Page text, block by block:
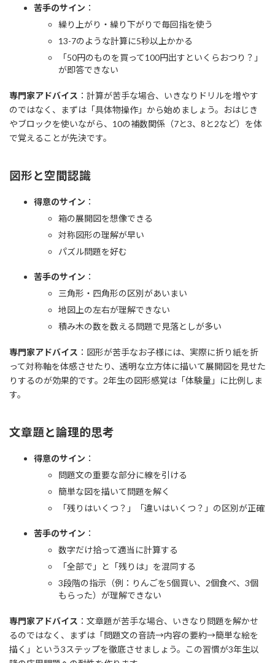
苦手のサイン ：
繰り上がり・繰り下がりで毎回指を使う
13-7のような計算に5秒以上かかる
「50円のものを買って100円出すといくらおつり？」
が即答できない
専門家アドバイス ：計算が苦手な場合、いきなりドリルを増やす
のではなく、まずは「具体物操作」から始めましょう。おはじき
やブロックを使いながら、10の補数関係（7と3、8と2など）を体
で覚えることが先決です。
図形と空間認識
得意のサイン ：
箱の展開図を想像できる
対称図形の理解が早い
パズル問題を好む
苦手のサイン ：
三角形・四角形の区別があいまい
地図上の左右が理解できない
積み木の数を数える問題で見落としが多い
専門家アドバイス ：図形が苦手なお子様には、実際に折り紙を折
って対称軸を体感させたり、透明な立方体に描いて展開図を見せた
りするのが効果的です。2年生の図形感覚は「体験量」に比例しま
す。
文章題と論理的思考
得意のサイン ：
問題文の重要な部分に線を引ける
簡単な図を描いて問題を解く
「残りはいくつ？」「違いはいくつ？」の区別が正確
苦手のサイン ：
数字だけ拾って適当に計算する
「全部で」と「残りは」を混同する
3段階の指示（例：りんごを5個買い、2個食べ、3個
もらった）が理解できない
専門家アドバイス ：文章題が苦手な場合、いきなり問題を解かせ
るのではなく、まずは「問題文の音読→内容の要約→簡単な絵を
描く」という3ステップを徹底させましょう。この習慣が3年生以